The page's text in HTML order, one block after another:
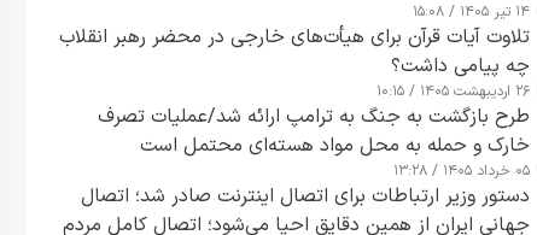
۱۴ تیر ۱۴۰۵ / ۱۵:۰۸
تلاوت آیات قرآن برای هیأت‌های خارجی در محضر رهبر انقلاب
چه پیامی داشت؟
۲۶ اردیبهشت ۱۴۰۵ / ۱۰:۱۵
طرح‌ بازگشت به جنگ به ترامپ ارائه شد/عملیات تصرف
خارک و حمله به محل مواد هسته‌ای محتمل است
۰۵ خرداد ۱۴۰۵ / ۱۳:۲۸
دستور وزیر ارتباطات برای اتصال اینترنت صادر شد؛ اتصال
جهانی ایران از همین دقایق احیا می‌شود؛ اتصال کامل مردم